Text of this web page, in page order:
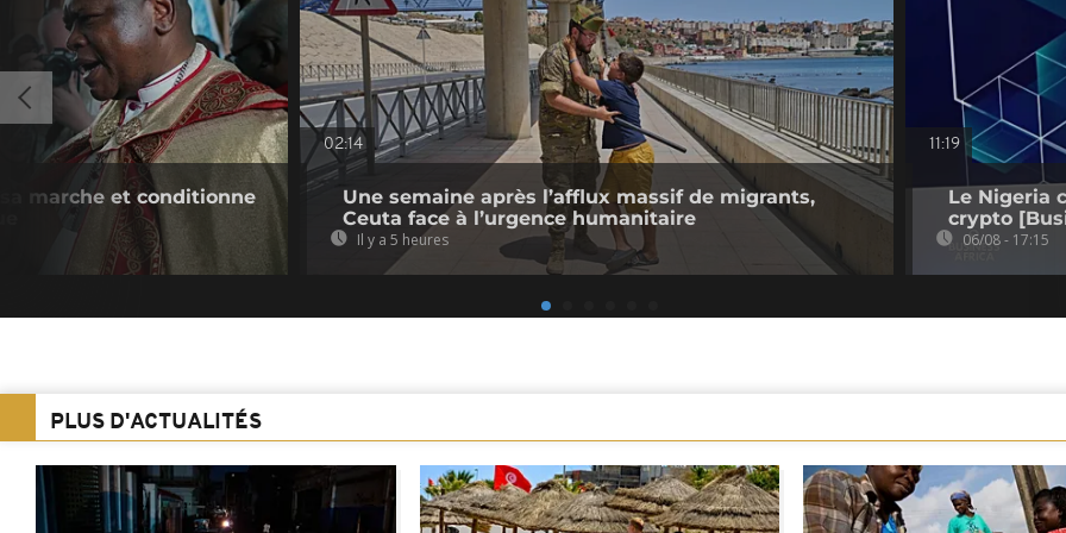
marche et conditionne
02:14
Une semaine après l’afflux massif de migrants,
Ceuta face à l’urgence humanitaire
Il y a 5 heures
11:19
Le Nigeria
crypto
06/08 - 17:15
PLUS D'ACTUALITÉS